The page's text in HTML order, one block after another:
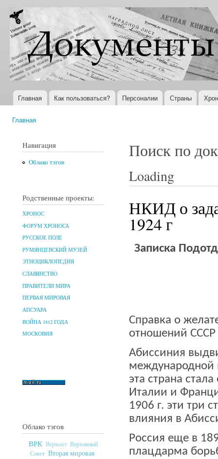
Документы
XX века
Всемирная
история в
Интернете
Главное меню
Главная Как пользоваться? Персоналии Страны
Главная
Навигация
Облако тэгов
Родственные проекты:
ХРОНОС
ФОРУМ ХРОНОСА
РУССКОЕ ПОЛЕ
РУМЯНЦЕВСКИЙ МУЗЕЙ
ЭТНОЦИКЛОПЕДИЯ
СЛАВЯНСТВО
ПРАВИТЕЛИ МИРА
ПЕРВАЯ МИРОВАЯ
АПСУАРА
ВОЙНА 1812 ГОДА
МОСКОВИЯ
Облако тэгов
ВРК Вермахт Верховный
Совет Вторая мировая
Поиск по
Loading
НКИД о
1924 г
Записка
Справка о
отношений
Абиссиния
международной
эта страна
Италии и
1906 г. эти три
влияния в
Россия еще в
плацдарма